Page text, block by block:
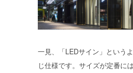
一見、「LEDサイン」という
じ仕様です。サイズが定番に